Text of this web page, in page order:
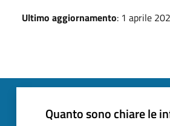
Ultimo aggiornamento: 1 aprile
Quanto sono chiare le